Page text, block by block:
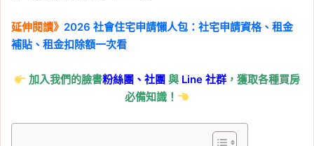
家庭主婦月領 5000 元是
Tag:國民年金
新青安月付金試算：貸
延伸閱讀》 2026 社會住宅申請懶人包：社宅申請資格、租金
補貼、租金扣除額一次看
加入我們的臉書粉絲團、社團與 Line社群 ，獲取各種買房
必備知識！